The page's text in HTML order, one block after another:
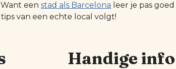
eenstad als Barcelona leer je pas
van een echte local volgt!
Handige info